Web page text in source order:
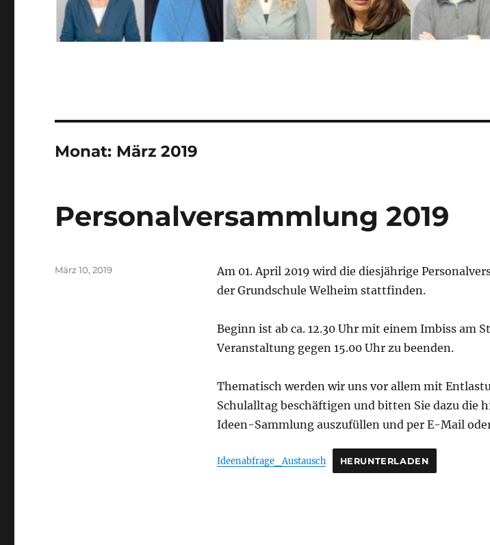
Monat: März 2019
Personalversammlung 2019
Am 01. April 2019 wird die diesjährige
der Grundschule Welheim stattfinden.
Beginn ist ab ca. 12.30 Uhr mit einem Imbiss am
Veranstaltung gegen 15.00 Uhr zu beenden.
Thematisch werden wir uns vor allem mit
Schulalltag beschäftigen und bitten Sie dazu die
Ideen-Sammlung auszufüllen und per E-Mail
Ideenabfrage_Austausch HERUNTERLADEN
Veröffentlicht
März 10, 2019